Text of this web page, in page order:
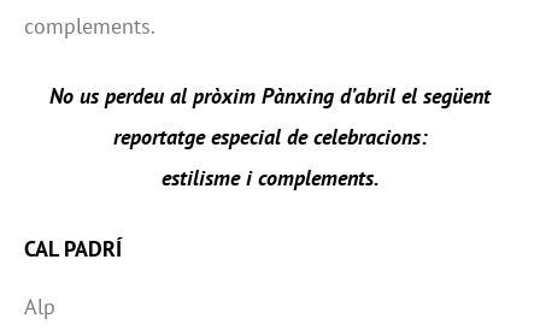
complements.
No us perdeu al pròxim Pànxing d’abril el següent
reportatge especial de celebracions:
estilisme i complements.
CAL PADRÍ
Alp